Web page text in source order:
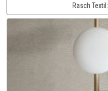
Rasch Textil: